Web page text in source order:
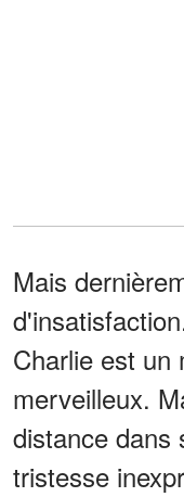
Mais
Charlie est un
merveilleux.
distance dans
tristesse